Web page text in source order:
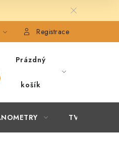
PODMÍNKY OCHRANY
Registrace
Prázdný
košík
TVAROVKY